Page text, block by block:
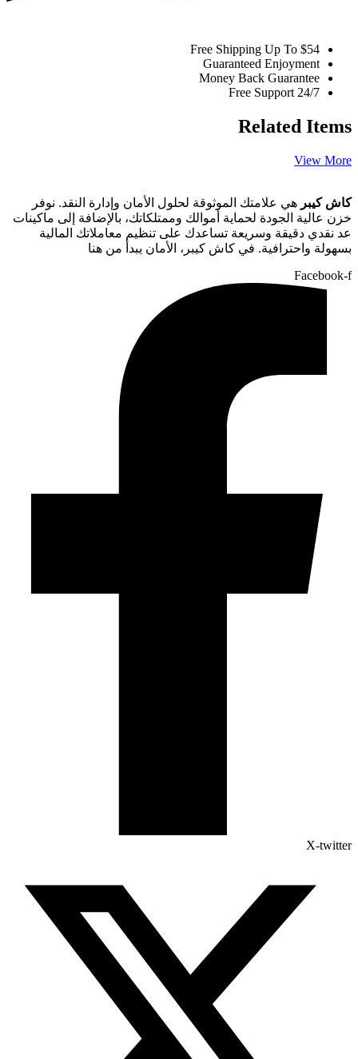
Free Shipping Up To $54
Guaranteed Enjoyment
Money Back Guarantee
Free Support 24/7
Related Items
View More
كاش كيبر هي علامتك الموثوقة لحلول الأمان وإدارة النقد. نوفر
خزن عالية الجودة لحماية أموالك وممتلكاتك، بالإضافة إلى ماكينات
عد نقدي دقيقة وسريعة تساعدك على تنظيم معاملاتك المالية
بسهولة واحترافية. في كاش كيبر، الأمان يبدأ من هنا
Facebook-f
X-twitter